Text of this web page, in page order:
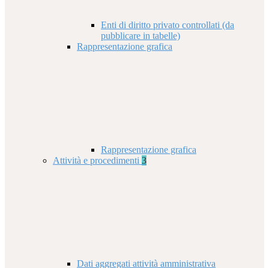
Enti di diritto privato controllati (da
pubblicare in tabelle)
Rappresentazione grafica
Rappresentazione grafica
Attività e procedimenti 3
Dati aggregati attività amministrativa